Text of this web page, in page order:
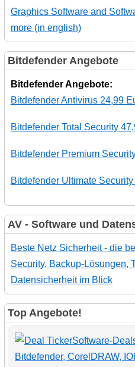
Graphics Software and
more (in english)
Bitdefender Angebote
Bitdefender Angebote:
Bitdefender Antivirus 24,99
Bitdefender Total Security
Bitdefender Premium
Bitdefender Ultimate
AV - Software und
Beste Netz Sicherheit - die
Security, Backup-Lösungen,
Datensicherheit im Blick
Top Angebote!
Software-
Bitdefender, CorelDRAW,